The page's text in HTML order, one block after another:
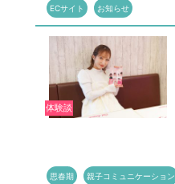
ECサイト お知らせ
体験談
思春期 親子コミュニケーション